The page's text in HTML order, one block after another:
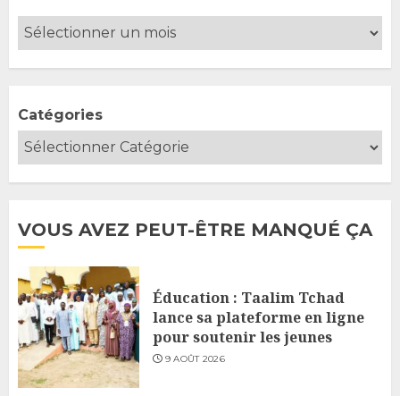
Catégories
VOUS AVEZ PEUT-ÊTRE MANQUÉ ÇA
Éducation : Taalim Tchad
lance sa plateforme en ligne
pour soutenir les jeunes
9 AOÛT 2026